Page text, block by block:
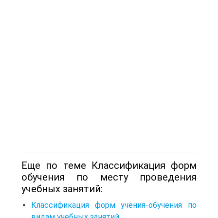
Еще по теме Классификация форм
обучения по месту проведения
учебных занятий:
Классификация форм учения-обучения по